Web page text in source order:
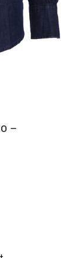
–